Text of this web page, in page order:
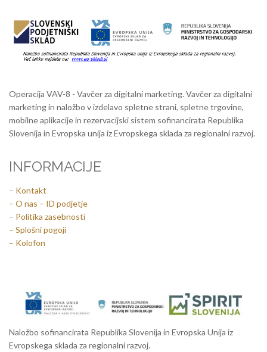
Operacija VAV-8 - Vavčer za digitalni marketing. Vavčer za digitalni
marketing in naložbo v izdelavo spletne strani, spletne trgovine,
mobilne aplikacije in rezervacijski sistem sofinancirata Republika
Slovenija in Evropska unija iz Evropskega sklada za regionalni razvoj.
INFORMACIJE
– Kontakt
– O nas – ID podjetje
– Politika zasebnosti
– Splošni pogoji
– Kolofon
Naložbo sofinancirata Republika Slovenija in Evropska Unija iz
Evropskega sklada za regionalni razvoj.